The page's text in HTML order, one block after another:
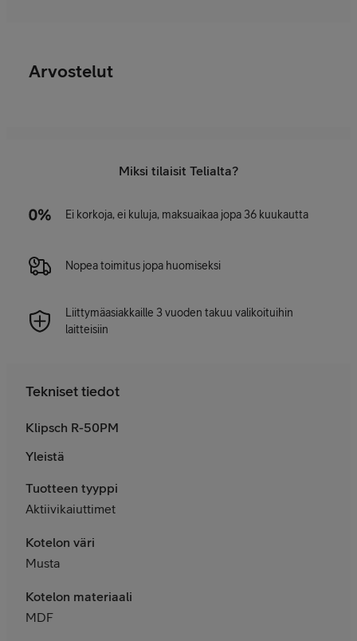
Arvostelut
Miksi tilaisit Telialta?
Ei korkoja, ei kuluja, maksuaikaa jopa 36 kuukautta
Nopea toimitus jopa huomiseksi
Liittymäasiakkaille 3 vuoden takuu valikoituihin
laitteisiin
Tekniset tiedot
Klipsch R-50PM
Yleistä
Tuotteen tyyppi
Aktiivikaiuttimet
Kotelon väri
Musta
Kotelon materiaali
MDF